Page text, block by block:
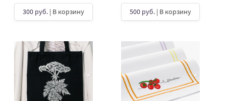
300 руб. | В корзину 500 руб. | В корзину